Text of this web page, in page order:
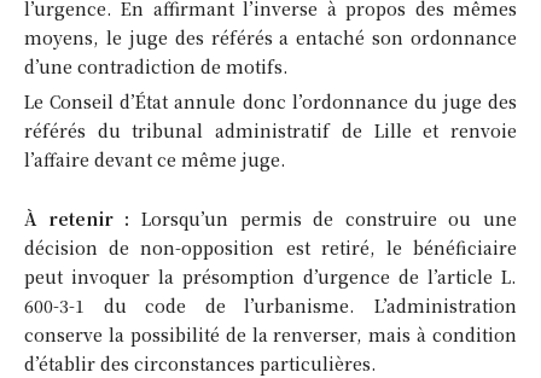
l’urgence. En affirmant l’inverse à propos des mêmes
moyens, le juge des référés a entaché son ordonnance
d’une contradiction de motifs.
Le Conseil d’État annule donc l’ordonnance du juge des
référés du tribunal administratif de Lille et renvoie
l’affaire devant ce même juge.
À retenir : Lorsqu’un permis de construire ou une
décision de non-opposition est retiré, le bénéficiaire
peut invoquer la présomption d’urgence de l’article L.
600-3-1 du code de l’urbanisme. L’administration
conserve la possibilité de la renverser, mais à condition
d’établir des circonstances particulières.